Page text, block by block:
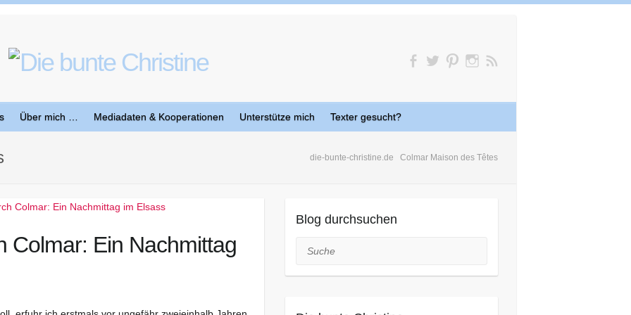
Über mich … Mediadaten & Kooperationen Unterstütze mich Texter gesucht?
die-bunte-christine.de Colmar Maison des Têtes
Colmar: Ein Nachmittag
Blog durchsuchen
Suche